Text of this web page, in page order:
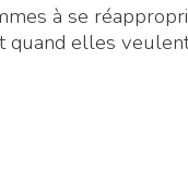
à se
quand elles